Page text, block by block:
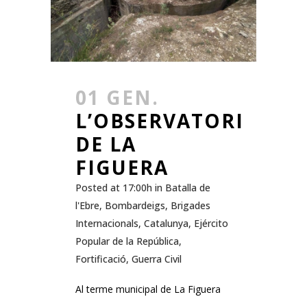
01 GEN.
L’OBSERVATORI
DE LA
FIGUERA
Posted at 17:00h in Batalla de
l'Ebre, Bombardeigs, Brigades
Internacionals, Catalunya, Ejército
Popular de la República,
Fortificació, Guerra Civil
Al terme municipal de La Figuera